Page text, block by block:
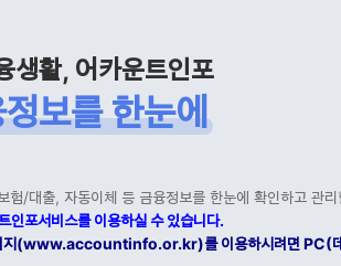
생활, 어카운트인포
보를 한눈에
험/대출, 자동이체 등 금융정보를 한눈에 확인하고 관
인포서비스를 이용하실 수 있습니다.
지(www.accountinfo.or.kr)를 이용하시려면 PC(데